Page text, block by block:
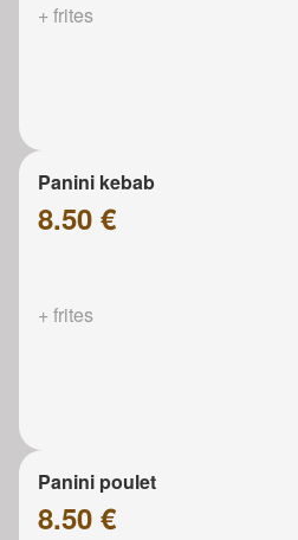
+ frites
Panini kebab
8.50 €
+ frites
Panini poulet
8.50 €